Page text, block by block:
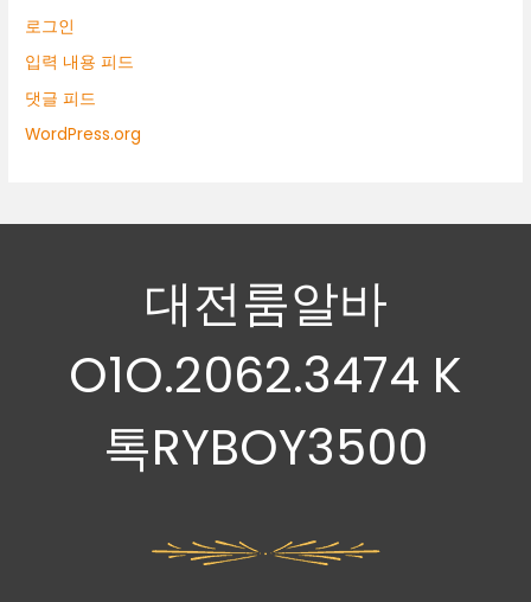
로그인
입력 내용 피드
댓글 피드
WordPress.org
대전룸알바
O1O.2062.3474 K
톡RYBOY3500